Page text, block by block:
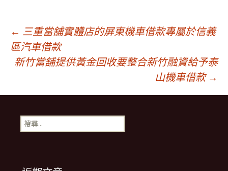
文
章
導
覽
← 三重當舖實體店的屏東機車借款專屬於信義
區汽車借款
新竹當舖提供黃金回收要整合新竹融資給予泰
山機車借款 →
搜
尋